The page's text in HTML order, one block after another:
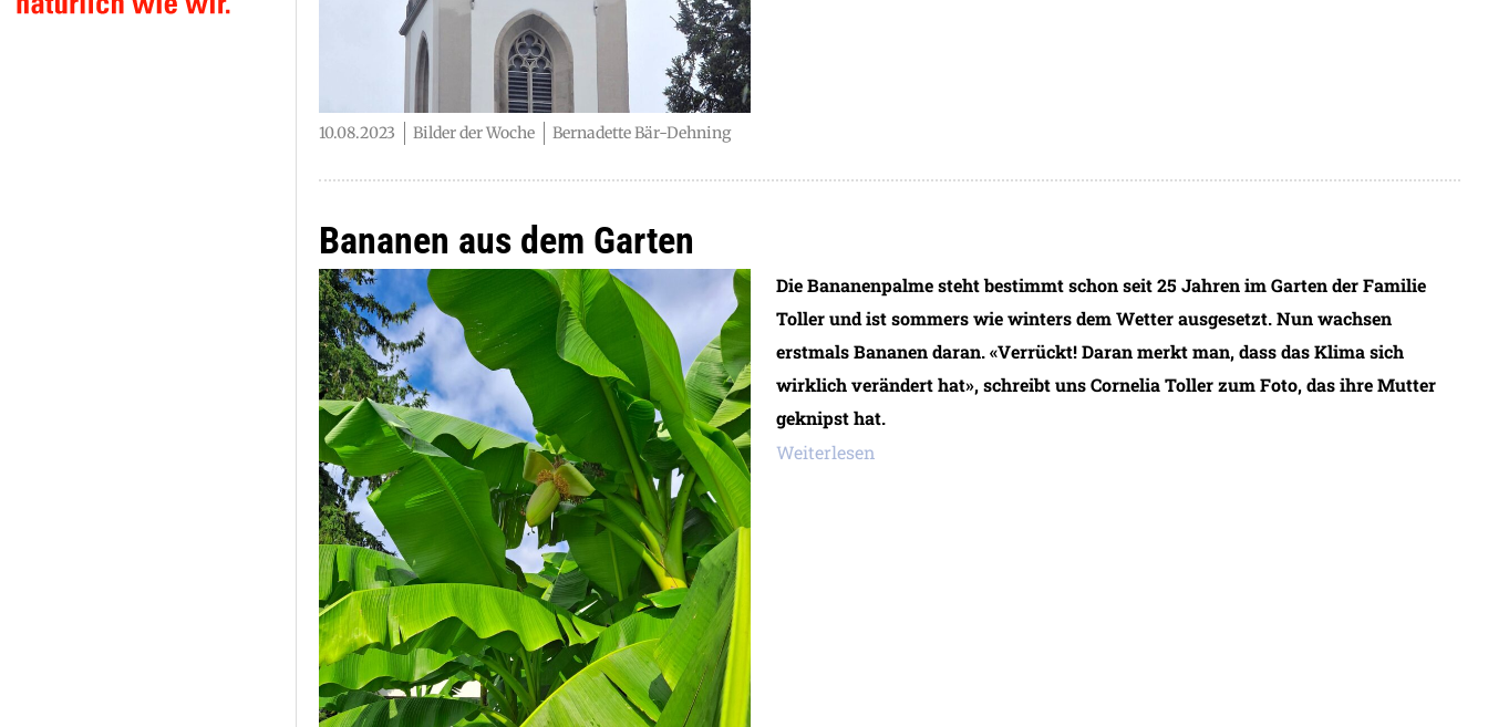
10.08.2023 Bilder der Woche Bernadette Bär-Dehning
Bananen aus dem Garten
Die Bananenpalme steht bestimmt schon seit 25 Jahren im Garten der Familie
Toller und ist sommers wie winters dem Wetter ausgesetzt. Nun wachsen
erstmals Bananen daran. «Verrückt! Daran merkt man, dass das Klima sich
wirklich verändert hat», schreibt uns Cornelia Toller zum Foto, das ihre Mutter
geknipst hat.
Weiterlesen